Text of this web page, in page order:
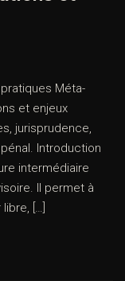
Méta-
et enjeux
jurisprudence,
Introduction
intermédiaire
Il permet à
[…]